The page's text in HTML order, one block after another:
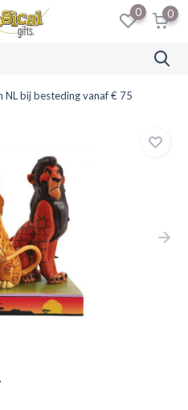
0 0
NL bij besteding vanaf € 75